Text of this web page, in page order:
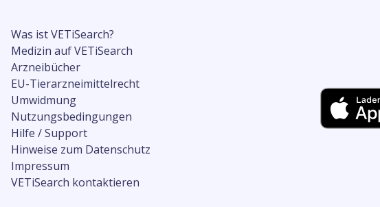
Was ist VETiSearch?
Medizin auf VETiSearch
Arzneibücher
EU-Tierarzneimittelrecht
Umwidmung
Nutzungsbedingungen
Hilfe / Support
Hinweise zum Datenschutz
Impressum
VETiSearch kontaktieren